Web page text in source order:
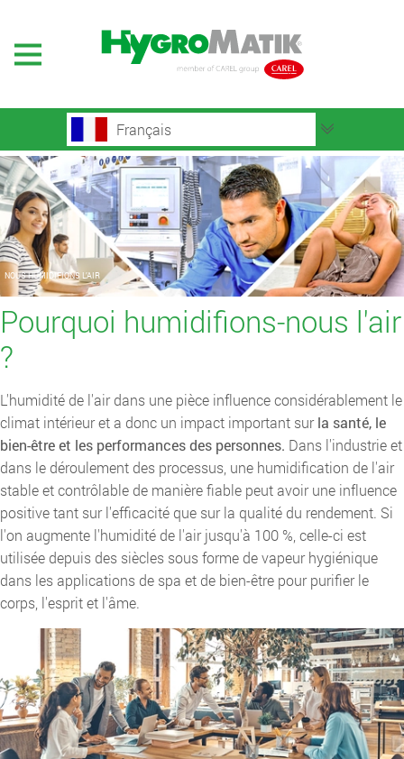
Français
NOUS HUMIDIFIONS L’AIR
Pourquoi humidifions-nous l'air
?
L'humidité de l'air dans une pièce influence considérablement le
climat intérieur et a donc un impact important surla santé, le
bien-être et les performances des personnes. Dans l'industrie et
dans le déroulement des processus, une humidification de l'air
stable et contrôlable de manière fiable peut avoir une influence
positive tant sur l'efficacité que sur la qualité du rendement. Si
l'on augmente l'humidité de l'air jusqu'à 100 %, celle-ci est
utilisée depuis des siècles sous forme de vapeur hygiénique
dans les applications de spa et de bien-être pour purifier le
corps, l'esprit et l'âme.